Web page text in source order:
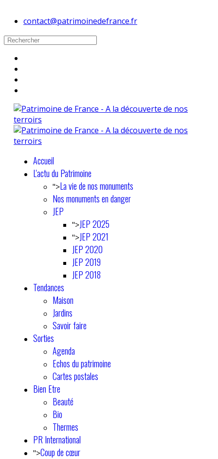
contact@patrimoinedefrance.fr
Accueil
L'actu du Patrimoine
">La vie de nos monuments
Nos monuments en danger
JEP
">JEP 2025
">JEP 2021
JEP 2020
JEP 2019
JEP 2018
Tendances
Maison
Jardins
Savoir faire
Sorties
Agenda
Echos du patrimoine
Cartes postales
Bien Etre
Beauté
Bio
Thermes
PR International
">Coup de cœur